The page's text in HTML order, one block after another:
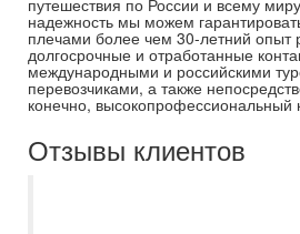
путешествия по России и всему
надежность мы можем
плечами более чем 30-летний
долгосрочные и отработанные
международными и российскими
перевозчиками, а также
конечно, высокопрофессиональный
Отзывы клиентов